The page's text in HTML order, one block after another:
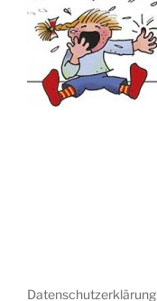
Datenschutzerklärung